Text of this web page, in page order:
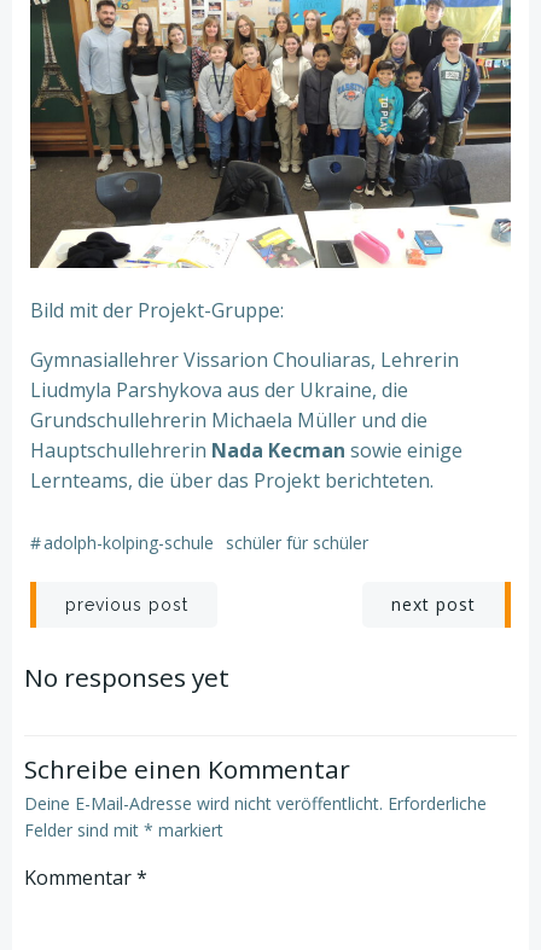
Bild mit der Projekt-Gruppe:
Gymnasiallehrer Vissarion Chouliaras, Lehrerin
Liudmyla Parshykova aus der Ukraine, die
Grundschullehrerin Michaela Müller und die
Hauptschullehrerin Nada Kecman sowie einige
Lernteams, die über das Projekt berichteten.
#adolph-kolping-schule schüler für schüler
Post
navigation
previous post next post
No responses yet
Schreibe einen Kommentar
Deine E-Mail-Adresse wird nicht veröffentlicht. Erforderliche
Felder sind mit * markiert
Kommentar*